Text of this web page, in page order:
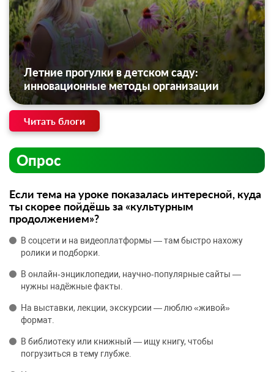
Летние прогулки в детском саду:
инновационные методы организации
Читать блоги
Опрос
Если тема на уроке показалась интересной, куда
ты скорее пойдёшь за «культурным
продолжением»?
В соцсети и на видеоплатформы — там быстро нахожу
ролики и подборки.
В онлайн‑энциклопедии, научно‑популярные сайты —
нужны надёжные факты.
На выставки, лекции, экскурсии — люблю «живой»
формат.
В библиотеку или книжный — ищу книгу, чтобы
погрузиться в тему глубже.